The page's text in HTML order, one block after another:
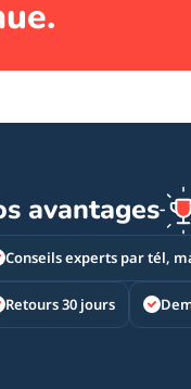
avantages
Conseils experts par tél,
Retours 30 jours